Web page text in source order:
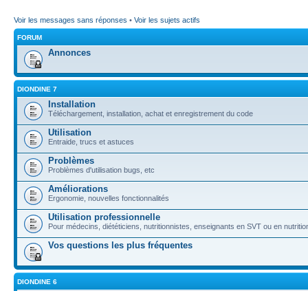
Voir les messages sans réponses • Voir les sujets actifs
FORUM
Annonces
DIONDINE 7
Installation
Téléchargement, installation, achat et enregistrement du code
Utilisation
Entraide, trucs et astuces
Problèmes
Problèmes d'utilisation bugs, etc
Améliorations
Ergonomie, nouvelles fonctionnalités
Utilisation professionnelle
Pour médecins, diététiciens, nutritionnistes, enseignants en SVT ou en
Vos questions les plus fréquentes
DIONDINE 6